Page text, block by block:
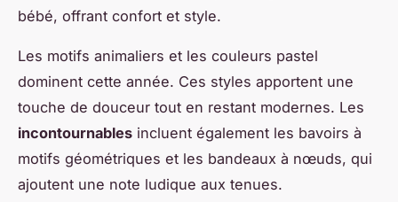
bébé, offrant confort et style.
Les motifs animaliers et les couleurs pastel
dominent cette année. Ces styles apportent une
touche de douceur tout en restant modernes. Les
incontournables incluent également les bavoirs à
motifs géométriques et les bandeaux à nœuds, qui
ajoutent une note ludique aux tenues.